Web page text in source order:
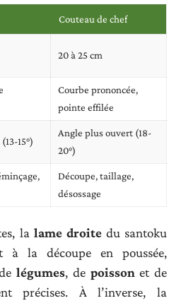
Couteau de chef
20 à 25 cm
Courbe prononcée,
pointe effilée
15°)
Angle plus ouvert (18-
20°)
Découpe, taillage,
désossage
la lame droitedu santoku
à la découpe en poussée,
légumes, de poisson et de
précises. À l’inverse, la